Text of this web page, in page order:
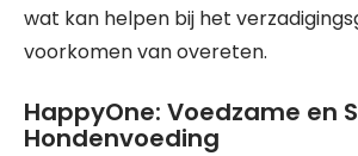
wat kan helpen bij het
voorkomen van overeten.
HappyOne: Voedzame en
Hondenvoeding